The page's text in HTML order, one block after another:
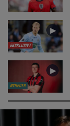
EKSKLUSIVT
►
NYHEDER
►